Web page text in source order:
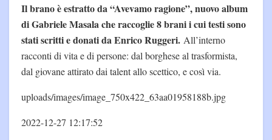
Il brano è estratto da “Avevamo ragione”, nuovo album
di Gabriele Masala che raccoglie 8 brani i cui testi sono
stati scritti e donati da Enrico Ruggeri. All’interno
racconti di vita e di persone: dal borghese al trasformista,
dal giovane attirato dai talent allo scettico, e così via.
uploads/images/image_750x422_63aa01958188b.jpg
2022-12-27 12:17:52